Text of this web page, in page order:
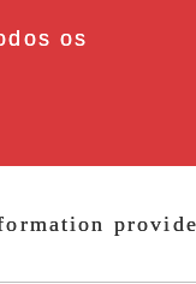
os